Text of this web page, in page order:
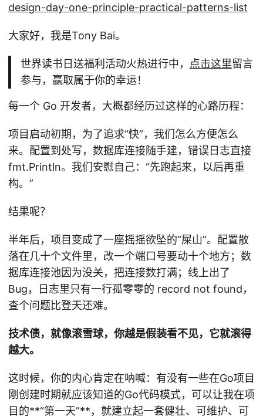
design-day-one-principle-practical-patterns-list
大家好，我是Tony Bai。
世界读书日送福利活动火热进行中， 点击这里留言
参与，赢取属于你的幸运！
每一个 Go 开发者，大概都经历过这样的心路历程：
项目启动初期，为了追求“快”，我们怎么方便怎么
来。配置到处写，数据库连接随手建，错误日志直接
fmt.Println。我们安慰自己：“先跑起来，以后再重
构。”
结果呢？
半年后，项目变成了一座摇摇欲坠的“屎山”。配置散
落在几十个文件里，改一个端口号要动十个地方；数
据库连接池因为没关，把连接数打满；线上出了
Bug，日志里只有一行孤零零的 record not found，
查个问题比登天还难。
技术债，就像滚雪球，你越是假装看不见，它就滚得
越大。
这时候，你的内心肯定在呐喊：有没有一些在Go项目
刚创建时期就应该知道的Go代码模式，可以让我在项
目的**“第一天”**，就建立起一套健壮、可维护、可